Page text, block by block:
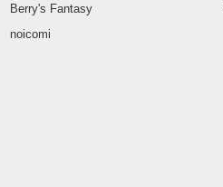
Berry's Fantasy
noicomi